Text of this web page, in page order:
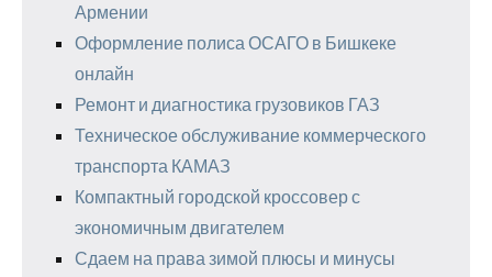
Армении
Оформление полиса ОСАГО в Бишкеке
онлайн
Ремонт и диагностика грузовиков ГАЗ
Техническое обслуживание коммерческого
транспорта КАМАЗ
Компактный городской кроссовер с
экономичным двигателем
Сдаем на права зимой плюсы и минусы